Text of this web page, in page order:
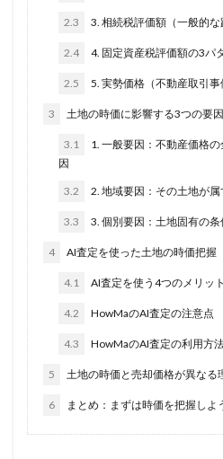
2.3 3. 相続税評価額（一般的
2.4 4. 固定資産税評価額の3パ
2.5 5. 実勢価格（不動産取引
3 土地の時価に影響する3つの要因
3.1
1. 一般要因：不動産価格
因
3.2 2. 地域要因：その土地が
3.3 3. 個別要因：土地固有の条
4 AI査定を使った土地の時価把握
4.1 AI査定を使う4つのメリット
4.2 HowMaのAI査定の注意点
4.3 HowMaのAI査定の利用方
5 土地の時価と売却価格が異なる
6 まとめ：まずは時価を把握しよ